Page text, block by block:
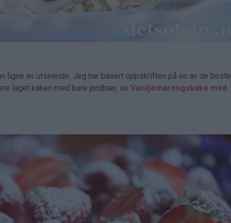
ligne av utseende. Jeg har basert oppskriften på en av de beste
laget kaken med bare jordbær, se Vaniljemarengskake med